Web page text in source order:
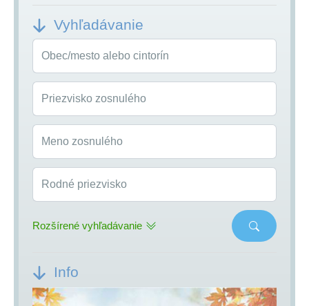
Vyhľadávanie
Obec/mesto alebo cintorín
Priezvisko zosnulého
Meno zosnulého
Rodné priezvisko
Rozšírené vyhľadávanie
Info